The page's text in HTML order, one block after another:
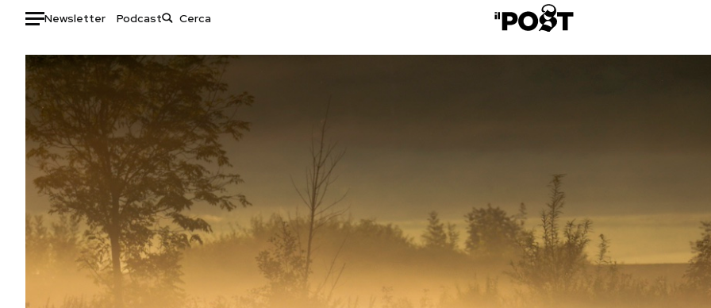
Newsletter Podcast
Auto
HOME
Italia
Mondo
Politica
Tecnologia
Internet
Scienza
Cultura
Moda
Libri
Consumismi
Storie/Idee
Ok Boomer!
Media